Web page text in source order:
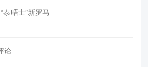
泰晤士”新罗马
论